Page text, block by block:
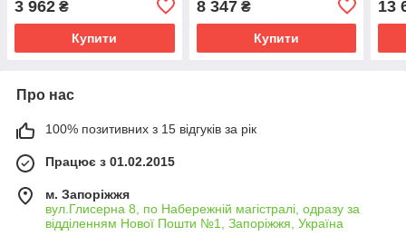
3 962 ₴
Купити
8 347₴
Купити
13
Про нас
100% позитивних з 15 відгуків за рік
Працює з 01.02.2015
м. Запоріжжя
вул.Глисерна 8, по Набережній магістралі, одразу за
відділенням Нової Пошти №1, Запоріжжя, Україна